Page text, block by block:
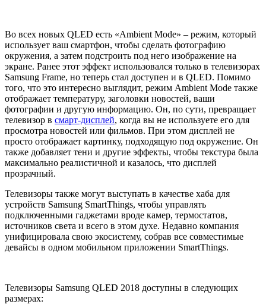
Во всех новых QLED есть «Ambient Mode» – режим, который
использует ваш смартфон, чтобы сделать фотографию
окружения, а затем подстроить под него изображение на
экране. Ранее этот эффект использовался только в телевизорах
Samsung Frame, но теперь стал доступен и в QLED. Помимо
того, что это интересно выглядит, режим Ambient Mode также
отображает температуру, заголовки новостей, ваши
фотографии и другую информацию. Он, по сути, превращает
телевизор в смарт-дисплей, когда вы не используете его для
просмотра новостей или фильмов. При этом дисплей не
просто отображает картинку, подходящую под окружение. Он
также добавляет тени и другие эффекты, чтобы текстура была
максимально реалистичной и казалось, что дисплей
прозрачный.
Телевизоры также могут выступать в качестве хаба для
устройств Samsung SmartThings, чтобы управлять
подключенными гаджетами вроде камер, термостатов,
источников света и всего в этом духе. Недавно компания
унифицировала свою экосистему, собрав все совместимые
девайсы в одном мобильном приложении SmartThings.
Телевизоры Samsung QLED 2018 доступны в следующих
размерах: